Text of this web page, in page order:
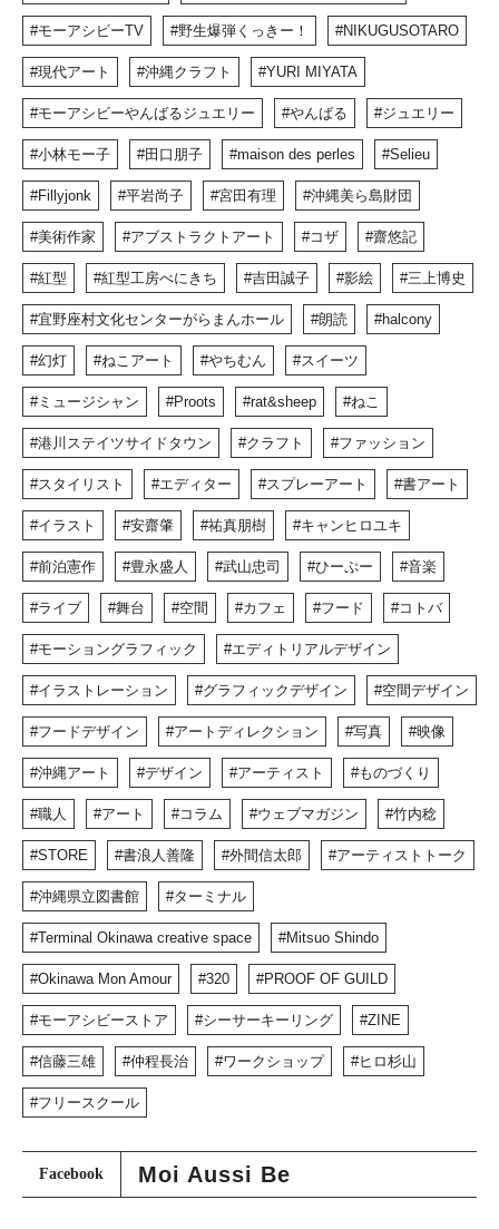
モーアシビーTV 野生爆弾くっきー！ NIKUGUSOTARO
現代アート 沖縄クラフト YURI MIYATA
モーアシビーやんばるジュエリー やんばる ジュエリー
小林モー子 田口朋子 maison des perles Selieu
Fillyjonk 平岩尚子 宮田有理 沖縄美ら島財団
美術作家 アブストラクトアート コザ 齋悠記
紅型 紅型工房べにきち 吉田誠子 影絵 三上博史
宜野座村文化センターがらまんホール 朗読 halcony
幻灯 ねこアート やちむん スイーツ
ミュージシャン Proots rat&sheep ねこ
港川ステイツサイドタウン クラフト ファッション
スタイリスト エディター スプレーアート 書アート
イラスト 安齋肇 祐真朋樹 キャンヒロユキ
前泊憲作 豊永盛人 武山忠司 ひーぷー 音楽
ライブ 舞台 空間 カフェ フード コトバ
モーショングラフィック エディトリアルデザイン
イラストレーション グラフィックデザイン 空間デザイン
フードデザイン アートディレクション 写真 映像
沖縄アート デザイン アーティスト ものづくり
職人 アート コラム ウェブマガジン 竹内稔
STORE 書浪人善隆 外間信太郎 アーティストトーク
沖縄県立図書館 ターミナル
Terminal Okinawa creative space Mitsuo Shindo
Okinawa Mon Amour 320 PROOF OF GUILD
モーアシビーストア シーサーキーリング ZINE
信藤三雄 仲程長治 ワークショップ ヒロ杉山
フリースクール
Moi Aussi Be
Facebook